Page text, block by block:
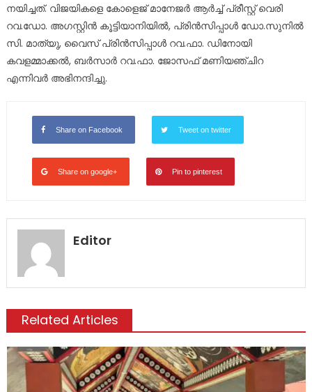
നയിച്ചത്. വിജയികളെ കോളെജ് മാനേജർ ആർച്ച് പ്രീസ്റ്റ് വെരി
റവ.ഡോ. അഗസ്റ്റിൻ കൂട്ടിയാനിയിൽ, പ്രിൻസിപ്പാൾ ഡോ.സുനിൽ
സി. മാത്യു, വൈസ് പ്രിൻസിപ്പാൾ റവ.ഫാ. ഡിനോയി
കവളമ്മാക്കൽ, ബർസാർ റവ.ഫാ. ജോസഫ് മണിയഞ്ചിറ
എന്നിവർ അഭിനന്ദിച്ചു.
Share on Facebook Tweet on twitter
Share on google+ Pin to pinterest
Editor
Related Articles